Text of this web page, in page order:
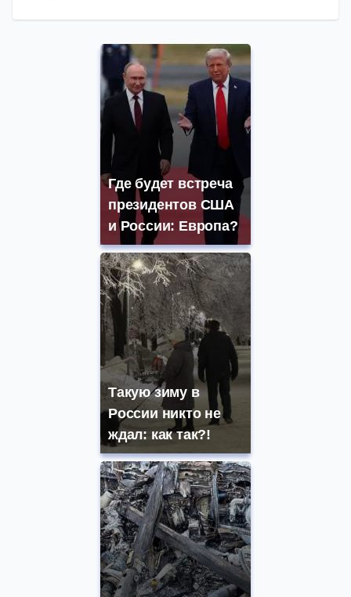
Где будет встреча
президентов США
и России: Европа?
Такую зиму в
России никто не
ждал: как так?!